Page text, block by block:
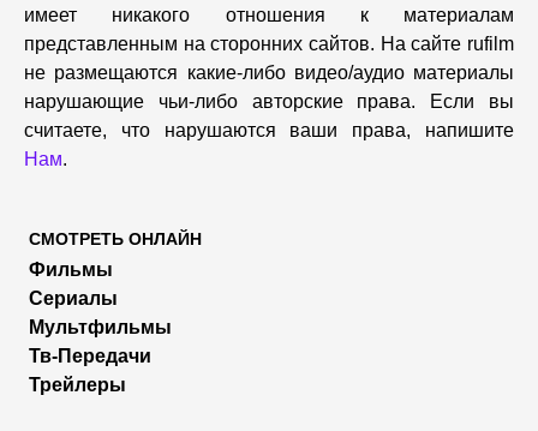
имеет никакого отношения к материалам
представленным на сторонних сайтов. На сайте rufilm
не размещаются какие-либо видео/аудио материалы
нарушающие чьи-либо авторские права. Если вы
считаете, что нарушаются ваши права, напишите
Нам.
СМОТРЕТЬ ОНЛАЙН
Фильмы
Сериалы
Мультфильмы
Тв-Передачи
Трейлеры